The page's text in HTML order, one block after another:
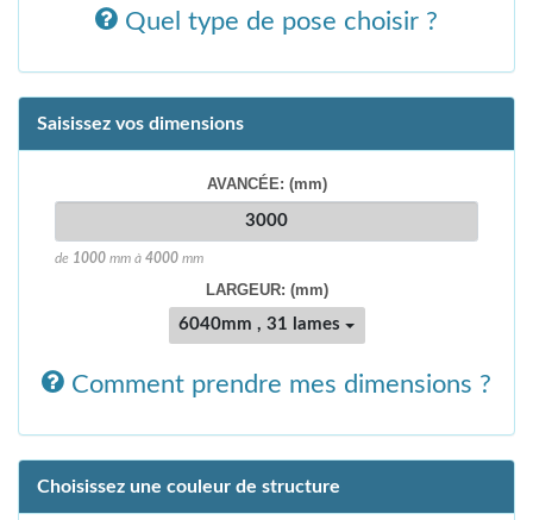
Quel type de pose choisir ?
Saisissez vos dimensions
AVANCÉE: (mm)
de 1000 mm à 4000 mm
LARGEUR: (mm)
6040mm , 31 lames
Comment prendre mes dimensions ?
Choisissez une couleur de structure